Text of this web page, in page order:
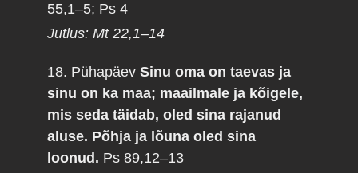
55,1–5; Ps 4
Jutlus: Mt 22,1–14
18. PühapäevSinu oma on taevas ja
sinu on ka maa; maailmale ja kõigele,
mis seda täidab, oled sina rajanud
aluse. Põhja ja lõuna oled sina
loonud. Ps 89,12–13